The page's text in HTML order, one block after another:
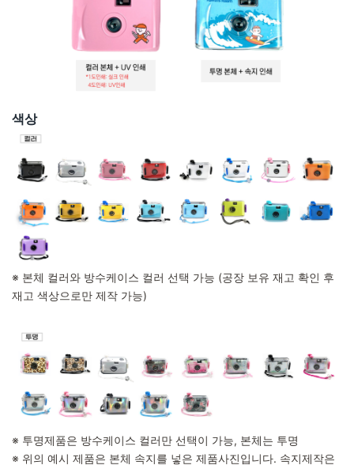
색상
※ 본체 컬러와 방수케이스 컬러 선택 가능 (공장 보유 재고 확인 후
재고 색상으로만 제작 가능)
※ 투명제품은 방수케이스 컬러만 선택이 가능, 본체는 투명
※ 위의 예시 제품은 본체 속지를 넣은 제품사진입니다. 속지제작은